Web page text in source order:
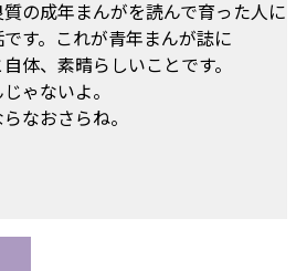
の成年まんがを読んで育った人に
す。これが青年まんが誌に
体、素晴らしいことです。
ゃないよ。
なおさらね。